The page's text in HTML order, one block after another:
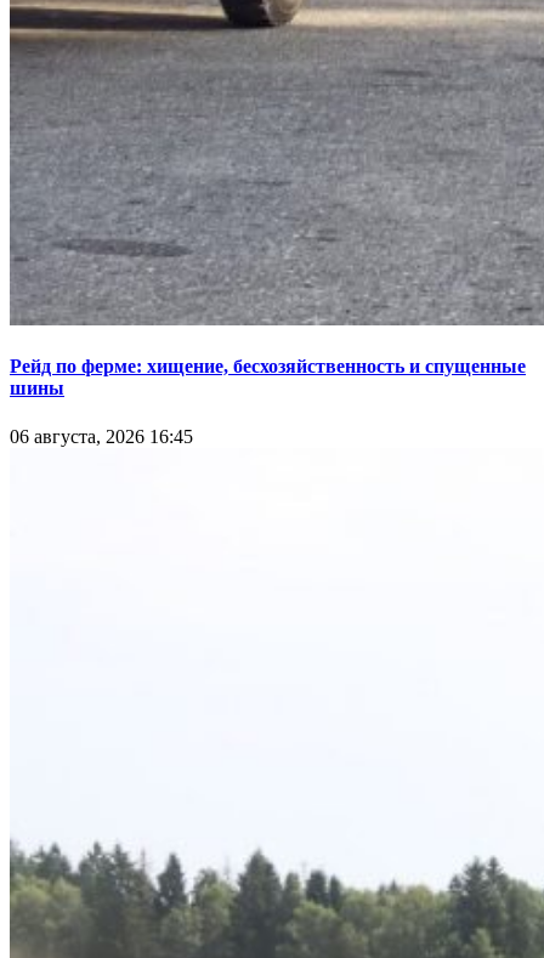
Рейд по ферме: хищение, бесхозяйственность и спущенные
шины
06 августа, 2026 16:45